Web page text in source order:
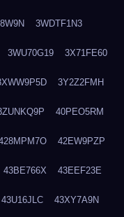
3WDTF1N3
3WU70G19 3X71FE60
3Y2Z2FMH
40PEO5RM
42EW9PZP
43BE766X 43EEF23E
43U16JLC 43XY7A9N